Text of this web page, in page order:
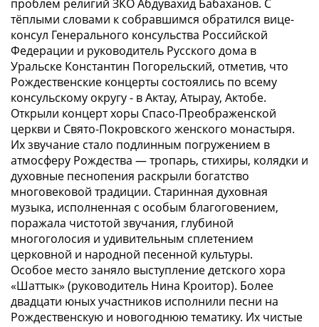
проблем религий ЗКО Абдувахид Бабаханов. С
тёплыми словами к собравшимся обратился вице-
консул Генерального консульства Российской
Федерации и руководитель Русского дома в
Уральске Константин Погорельский, отметив, что
Рождественские концерты состоялись по всему
консульскому округу - в Актау, Атырау, Актобе.
Открыли концерт хоры Спасо-Преображенской
церкви и Свято-Покровского женского монастыря.
Их звучание стало подлинным погружением в
атмосферу Рождества — тропарь, стихиры, колядки и
духовные песнопения раскрыли богатство
многовековой традиции. Старинная духовная
музыка, исполненная с особым благоговением,
поражала чистотой звучания, глубиной
многоголосия и удивительным сплетением
церковной и народной песенной культуры.
Особое место заняло выступление детского хора
«Шаттык» (руководитель Нина Кроитор). Более
двадцати юных участников исполнили песни на
Рождественскую и новогоднюю тематику. Их чистые